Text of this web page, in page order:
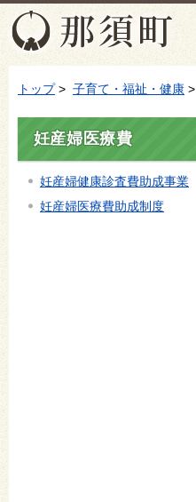
トップ> 子育て・福祉・健康 >
妊産婦医療費
妊産婦健康診査費助成事業
妊産婦医療費助成制度